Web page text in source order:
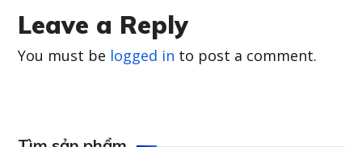
Leave a Reply
You must be logged in to post a comment.